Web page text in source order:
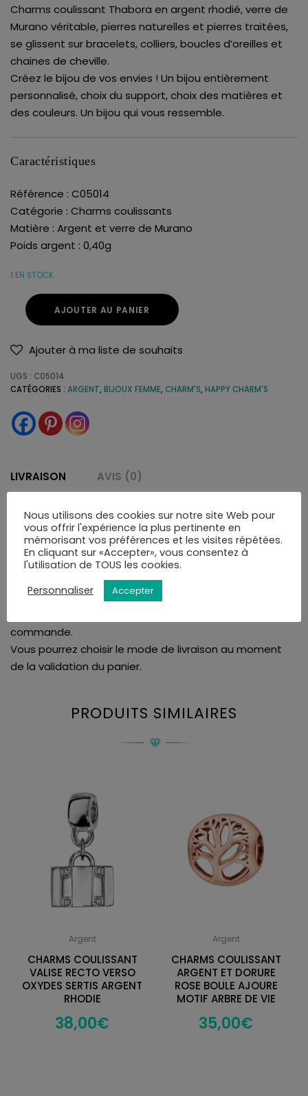
Charms coulissant Thabora en argent rhodié, verre de
Murano véritable, pierres naturelles et pierres traitées,
se glissent sur bracelets, colliers, boucles d’oreilles et
chaines de cheville.
Créez le bijou de vos envies ! Un bijou entièrement
personnalisé, choix du support, choix des matières et
des couleurs. Un bijou qui vous ressemble.
Caractéristiques
Référence : C05014
Catégorie : Charms coulissants
Matière : Argent et verre de Murano
Poids argent : 0,40g
1 EN STOCK
AJOUTER AU PANIER
Ajouter à ma liste de souhaits
UGS : C05014
CATÉGORIES : ARGENT, BIJOUX FEMME, CHARM'S, HAPPY CHARM'S
LIVRAISON AVIS (0)
La bijouterie Amari's vous assure une livraison rapide et
soignée. Tous nos articles sont livrés dans leurs écrins.
Nous proposons la livraison en France et à l'international
à l'adresse de votre choix ou en point de retrait.
Vous serez informé de la disponibilité de votre colis par
commande.
Vous pourrez choisir le mode de livraison au moment
de la validation du panier.
PRODUITS SIMILAIRES
Argent
CHARMS COULISSANT
VALISE RECTO VERSO
OXYDES SERTIS ARGENT
RHODIE
38,00€
Argent
CHARMS COULISSANT
ARGENT ET DORURE
ROSE BOULE AJOURE
MOTIF ARBRE DE VIE
35,00€
Nous utilisons des cookies sur notre site Web pour
vous offrir l'expérience la plus pertinente en
mémorisant vos préférences et les visites répétées.
En cliquant sur «Accepter», vous consentez à
l'utilisation de TOUS les cookies.
Personnaliser
Accepter